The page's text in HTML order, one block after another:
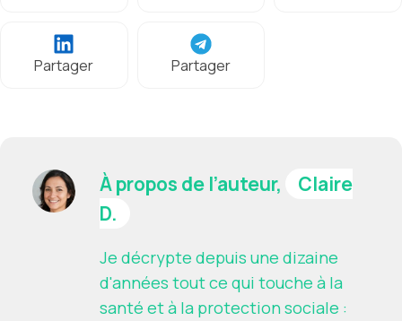
Partager Partager
À propos de l’auteur,
Claire
D.
Je décrypte depuis une dizaine
d'années tout ce qui touche à la
santé et à la protection sociale :